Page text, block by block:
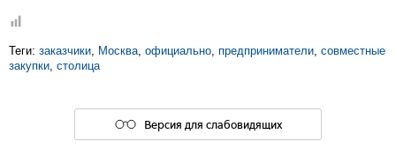
Теги: заказчики, Москва, официально, предприниматели, совместные
закупки, столица
Версия для слабовидящих